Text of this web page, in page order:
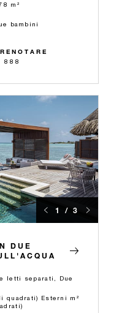
m²
bambini
888
1 / 3
DUE
letti separati, Due
quadrati) Esterni m²